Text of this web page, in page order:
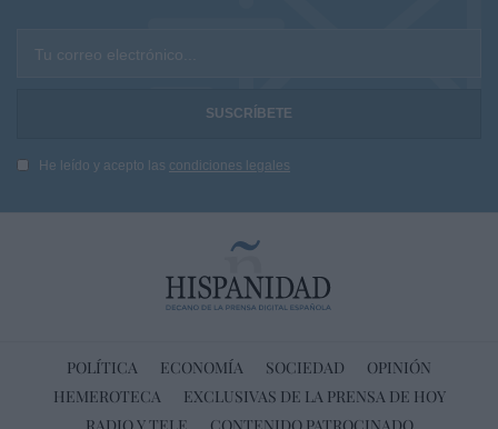
Tu correo electrónico...
He leído y acepto las condiciones legales
POLÍTICA ECONOMÍA SOCIEDAD
OPINIÓN
HEMEROTECA
EXCLUSIVAS DE LA PRENSA DE HOY
RADIO Y TELE
CONTENIDO PATROCINADO